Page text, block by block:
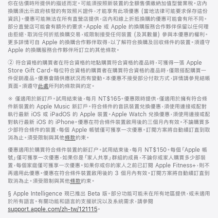
你在估價時所提供的描述而定。可能須按照新裝置的全額售價繳納加值型營業稅。店內
換購須出示政府核發的有效照片證件，才能享有此項優惠 (當地法律可能要求保存這份
資訊)。優惠可能無法在所有直營店提供，店內和線上折抵換購的優惠可能會有所不同。
部分直營店可能會有額外的要求。Apple 或 Apple 的換購服務合作夥伴保留以任何理
由拒絕、取消任何折抵換購交易，或限制接受任何裝置 (及其數量) 參與本優惠的權利。
更多詳情可自 Apple 的換購合作夥伴取得，以了解符合換購及回收條件的裝置。須遵守
Apple 的換購服務合作夥伴所訂立的其他條款。
註
腳
② 符合資格的購買者在符合資格的地點購買符合資格的產品時，可獲得一張 Apple
Store Gift Card。每位符合資格的購買者在購買符合資格的產品時，僅限搭配購買一
件促銷產品。優惠會隨供應狀況而有變動。本優惠不接受部分付款方式，詳情請參見結帳
頁面。須遵守此處所列的條款與約定。
註
腳
※ 僅適用於新訂戶。試用結束後，每月 NT$165。優惠限時提供，僅適用於擁有符合條
件新裝置的 Apple Music 新訂戶。符合條件的音訊裝置兌換優惠，須使用連接或配對
執行最新 iOS 或 iPadOS 的 Apple 裝置。Apple Watch 兌換優惠，須使用連接或配
對執行最新 iOS 的 iPhone。優惠在符合條件裝置啟用後的三個月內有效。不論購買多
少部符合條件的裝置，每個 Apple 帳號僅可獲享一次優惠。訂閱方案將自動續訂直到取
消為止。須受限制與其他條款約束。
優惠適用於購買符合條件裝置的新訂户。試用結束後，每月 NT$150。每個「Apple 帳
號」僅可獲享一次優惠，如果你是「家人共享」群組的成員，不論你或家人購買多少部裝
置，每個家庭僅可獲享一次優惠。如果你或你的家人之前已訂閱 Apple Fitness+，則不
再適用此優惠。優惠在符合條件裝置啟用後的 3 個月內有效。訂閱方案將自動續訂直到
取消為止。須受限制與其他條款約束。
註
腳
§ Apple Intelligence 現已推出 Beta 版。部分功能可能未在所有地區提供，或未適用
於所有語言。有關功能和語言的支援狀況以及系統需求，請參閱
support.apple.com/zh-tw/121115(以
。